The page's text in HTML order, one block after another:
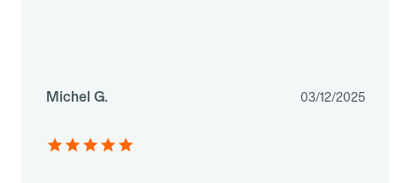
Michel G. 03/12/2025